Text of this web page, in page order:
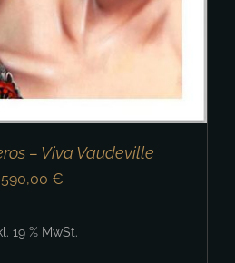
– Viva Vaudeville
590,00 €
19 % MwSt.